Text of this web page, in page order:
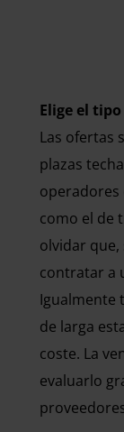
Elige el
Las ofertas
plazas
operadores
como el de
olvidar que,
contratar a
Igualmente
de larga
coste. La
evaluarlo